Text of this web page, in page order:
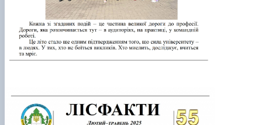
(30.06.1965 - 03.2022 р.), випускник 1992 року.
ШИНКАРЬОВ Олексій Сергійович
- 25.08.2023 р.), випускник 2016 року.
ЯРЕМА Микола Юрійович (13.12.1973 -